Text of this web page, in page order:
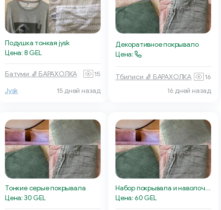
Подушка тонкая jysk
Цена: 8 GEL
Батуми 🧦 БАРАХОЛКА 15
Jysk 15 дней назад
Декоративное покрывало
Цена:
Тбилиси 🧦 БАРАХОЛКА
16
16 дней назад
Тонкие серые покрывала
Цена: 30 GEL
Набор покрывала и наволочки
Цена: 60 GEL